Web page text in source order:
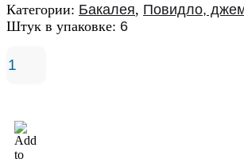
Категории: Бакалея, Повидло,
Штук в упаковке: 6